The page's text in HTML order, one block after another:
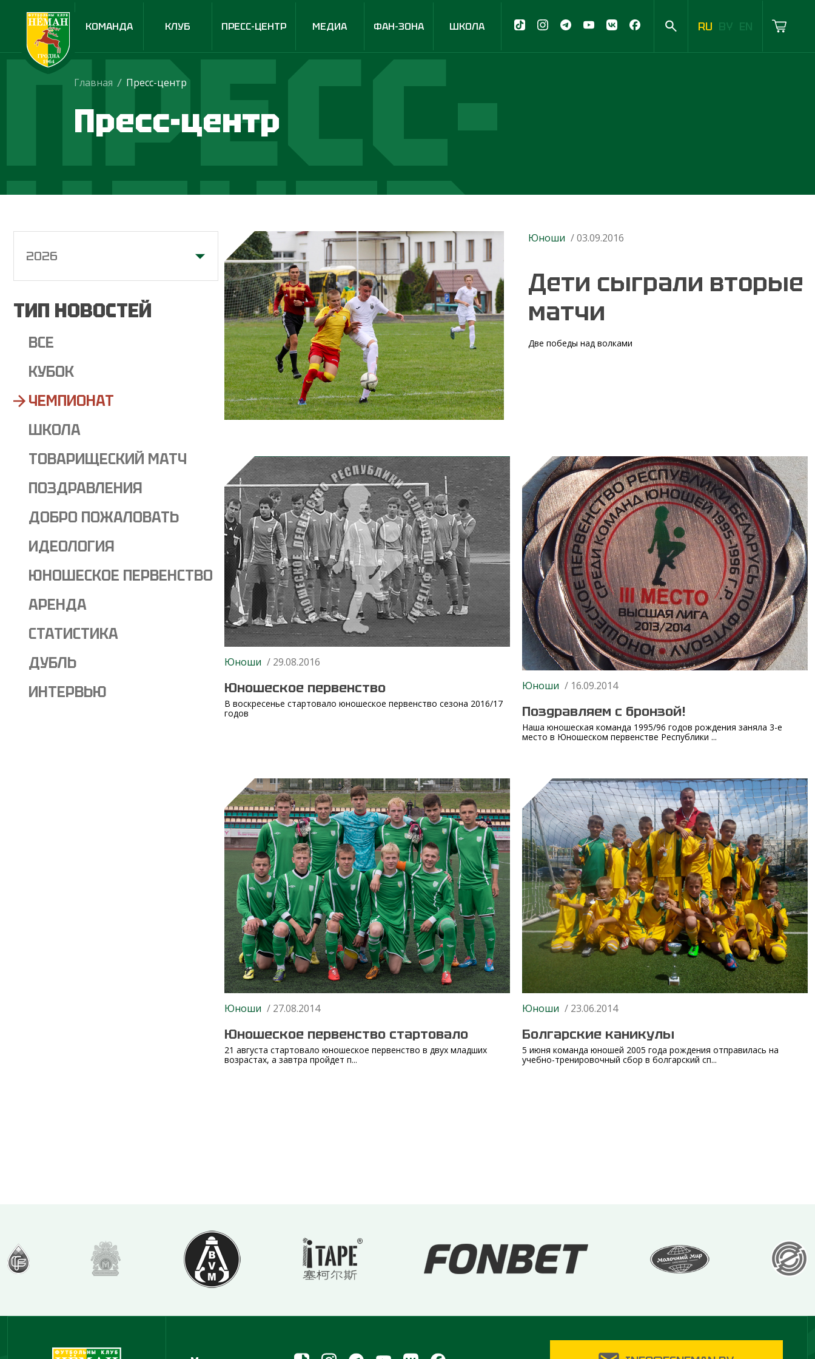
КОМАНДА КЛУБ ПРЕСС-ЦЕНТР МЕДИА ФАН-ЗОНА ШКОЛА RU BY EN
ПРЕСС-
ЦЕНТР
Главная / Пресс-центр
Пресс-центр
2026
ТИП НОВОСТЕЙ
ВСЕ
КУБОК
ЧЕМПИОНАТ
ШКОЛА
ТОВАРИЩЕСКИЙ МАТЧ
ПОЗДРАВЛЕНИЯ
ДОБРО ПОЖАЛОВАТЬ
ИДЕОЛОГИЯ
ЮНОШЕСКОЕ ПЕРВЕНСТВО
АРЕНДА
СТАТИСТИКА
ДУБЛЬ
ИНТЕРВЬЮ
Юноши / 03.09.2016
Дети сыграли вторые
матчи
Две победы над волками
Юноши / 29.08.2016
Юношеское первенство
В воскресенье стартовало юношеское первенство сезона 2016/17
годов
Юноши / 16.09.2014
Поздравляем с бронзой!
Наша юношеская команда 1995/96 годов рождения заняла 3-е
место в Юношеском первенстве Республики ...
Юноши / 27.08.2014
Юношеское первенство стартовало
21 августа стартовало юношеское первенство в двух младших
возрастах, а завтра пройдет п...
Юноши / 23.06.2014
Болгарские каникулы
5 июня команда юношей 2005 года рождения отправилась на
учебно-тренировочный сбор в болгарский сп...